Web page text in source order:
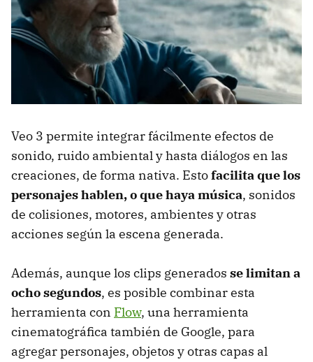
Veo 3 permite integrar fácilmente efectos de
sonido, ruido ambiental y hasta diálogos en las
creaciones, de forma nativa. Estofacilita que los
personajes hablen, o que haya música, sonidos
de colisiones, motores, ambientes y otras
acciones según la escena generada.
Además, aunque los clips generados se limitan a
ocho segundos, es posible combinar esta
herramienta con Flow, una herramienta
cinematográfica también de Google, para
agregar personajes, objetos y otras capas al